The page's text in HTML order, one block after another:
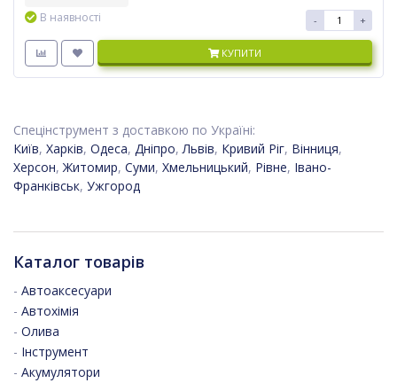
В наявності - +
КУПИТИ
Спецінструмент з доставкою по Україні:
Київ, Харків, Одеса, Дніпро,Львів, Кривий Ріг, Вінниця,
Херсон,Житомир, Суми, Хмельницький, Рівне, Івано-
Франківськ, Ужгород
Каталог товарів
- Автоаксесуари
- Автохімія
- Олива
- Інструмент
- Акумулятори